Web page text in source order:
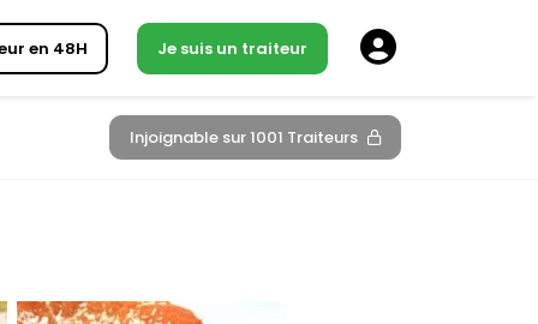
en 48H Je suis un traiteur
Injoignable sur 1001 Traiteurs